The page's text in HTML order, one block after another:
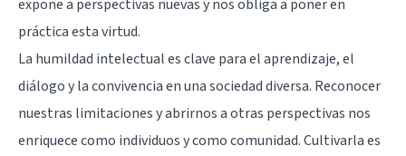
expone a perspectivas nuevas y nos obliga a poner en
práctica esta virtud.
La humildad intelectual es clave para el aprendizaje, el
diálogo y la convivencia en una sociedad diversa. Reconocer
nuestras limitaciones y abrirnos a otras perspectivas nos
enriquece como individuos y como comunidad. Cultivarla es